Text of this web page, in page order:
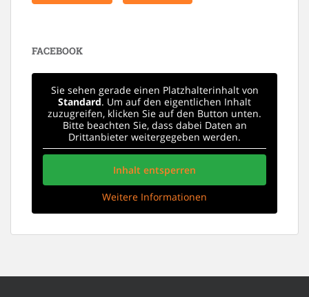
FACEBOOK
Sie sehen gerade einen Platzhalterinhalt von
Standard. Um auf den eigentlichen Inhalt
zuzugreifen, klicken Sie auf den Button unten.
Bitte beachten Sie, dass dabei Daten an
Drittanbieter weitergegeben werden.
Inhalt entsperren
Weitere Informationen